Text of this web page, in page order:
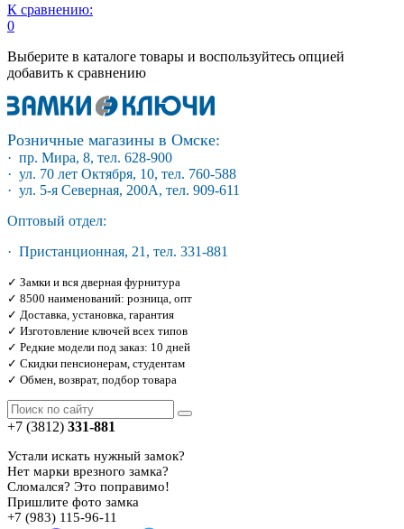
К сравнению:
0
Выберите в каталоге товары и воспользуйтесь опцией
добавить к сравнению
Розничные магазины в Омске:
· пр. Мира, 8, тел. 628-900
· ул. 70 лет Октября, 10, тел. 760-588
· ул. 5-я Северная, 200А, тел. 909-611
Оптовый отдел:
· Пристанционная, 21, тел. 331-881
✓ Замки и вся дверная фурнитура
✓ 8500 наименований: розница, опт
✓ Доставка, установка, гарантия
✓ Изготовление ключей всех типов
✓ Редкие модели под заказ: 10 дней
✓ Скидки пенсионерам, студентам
✓ Обмен, возврат, подбор товара
+7 (3812) 331-881
Устали искать нужный замок?
Нет марки врезного замка?
Сломался? Это поправимо!
Пришлите фото замка
+7 (983) 115-96-11